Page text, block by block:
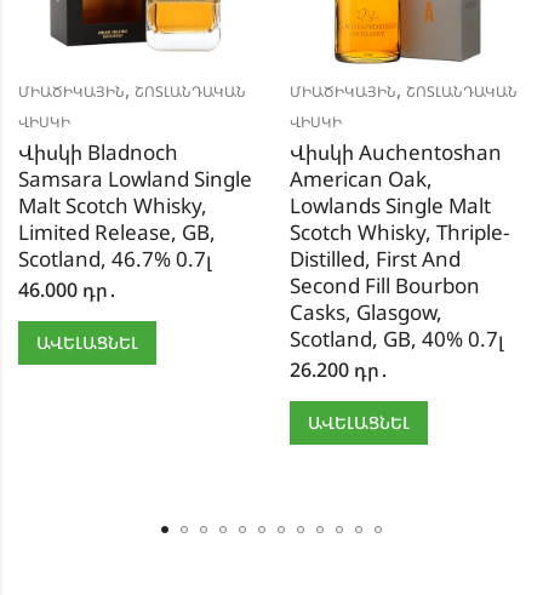
ՄԻԱԾԻԿԱՅԻՆ, ՇՈՏԼԱՆԴԱԿԱՆ
ՎԻՍԿԻ
Վիսկի Bladnoch
Samsara Lowland Single
Malt Scotch Whisky,
Limited Release, GB,
Scotland, 46.7% 0.7լ
46.000 դր․
ԱՎԵԼԱՑՆԵԼ
ՄԻԱԾԻԿԱՅԻՆ, ՇՈՏԼԱՆԴԱԿԱՆ
ՎԻՍԿԻ
Վիսկի Auchentoshan
American Oak,
Lowlands Single Malt
Scotch Whisky, Thriple-
Distilled, First And
Second Fill Bourbon
Casks, Glasgow,
Scotland, GB, 40% 0.7լ
26.200 դր․
ԱՎԵԼԱՑՆԵԼ